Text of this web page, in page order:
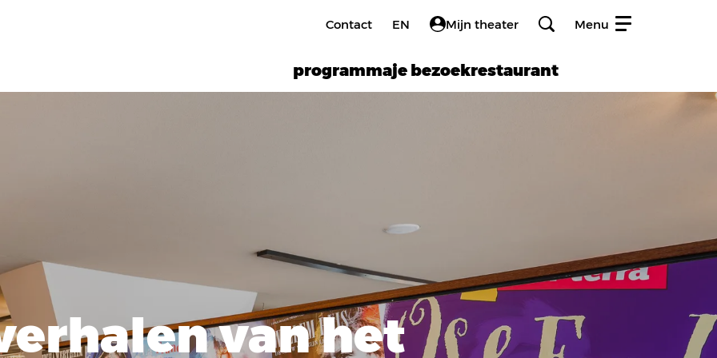
Contact EN Mijn theater
programmaje bezoekrestaurant
Menu
van het